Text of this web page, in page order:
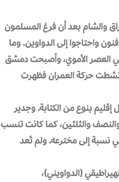
والشام بعد أن فرغ المسلمون
واحتاجوا إلى الدواوين. وما
العصر الأموي، وأصبحت دمشق
حركة العمران فظهرت
بنوع من الكتابة. وجدير
والثلثين، كما كانت تنسب
نسبة إلى مخترعه. ولم تَعد
(الدواويني)،